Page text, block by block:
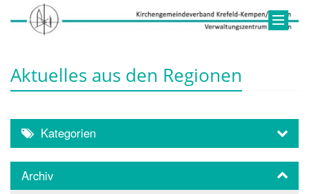
Aktuelles aus den Regionen
Kategorien
Archiv